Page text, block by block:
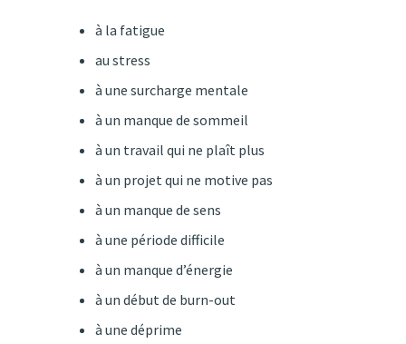
à la fatigue
au stress
à une surcharge mentale
à un manque de sommeil
à un travail qui ne plaît plus
à un projet qui ne motive pas
à un manque de sens
à une période difficile
à un manque d’énergie
à un début de burn-out
à une déprime